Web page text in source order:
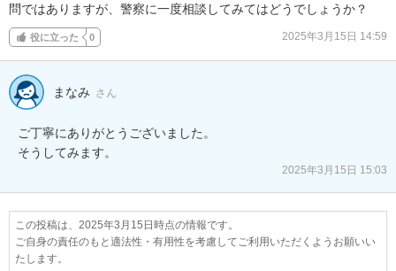
問ではありますが、警察に一度相談してみてはどうでしょうか？
役に立った 0 2025年3月15日 14:59
まなみ さん
ご丁寧にありがとうございました。
そうしてみます。
2025年3月15日 15:03
この投稿は、2025年3月15日時点の情報です。
ご自身の責任のもと適法性・有用性を考慮してご利用いただくようお願いい
たします。